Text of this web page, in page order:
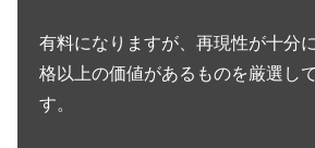
有料になりますが、再現性が十分
格以上の価値があるものを厳選し
す。